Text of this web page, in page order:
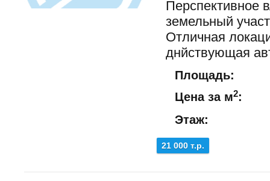
Перспективное
земельный
Отличная
днйствующая
Площадь:
Цена за м2:
Этаж:
21 000 т.р.